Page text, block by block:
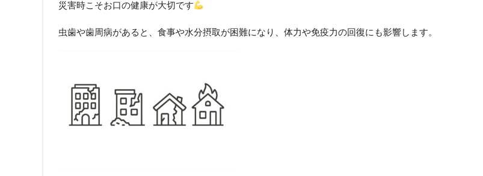
災害時こそお口の健康が大切です
虫歯や歯周病があると、食事や水分摂取が困難になり、体力や免疫力の回復にも影響します。